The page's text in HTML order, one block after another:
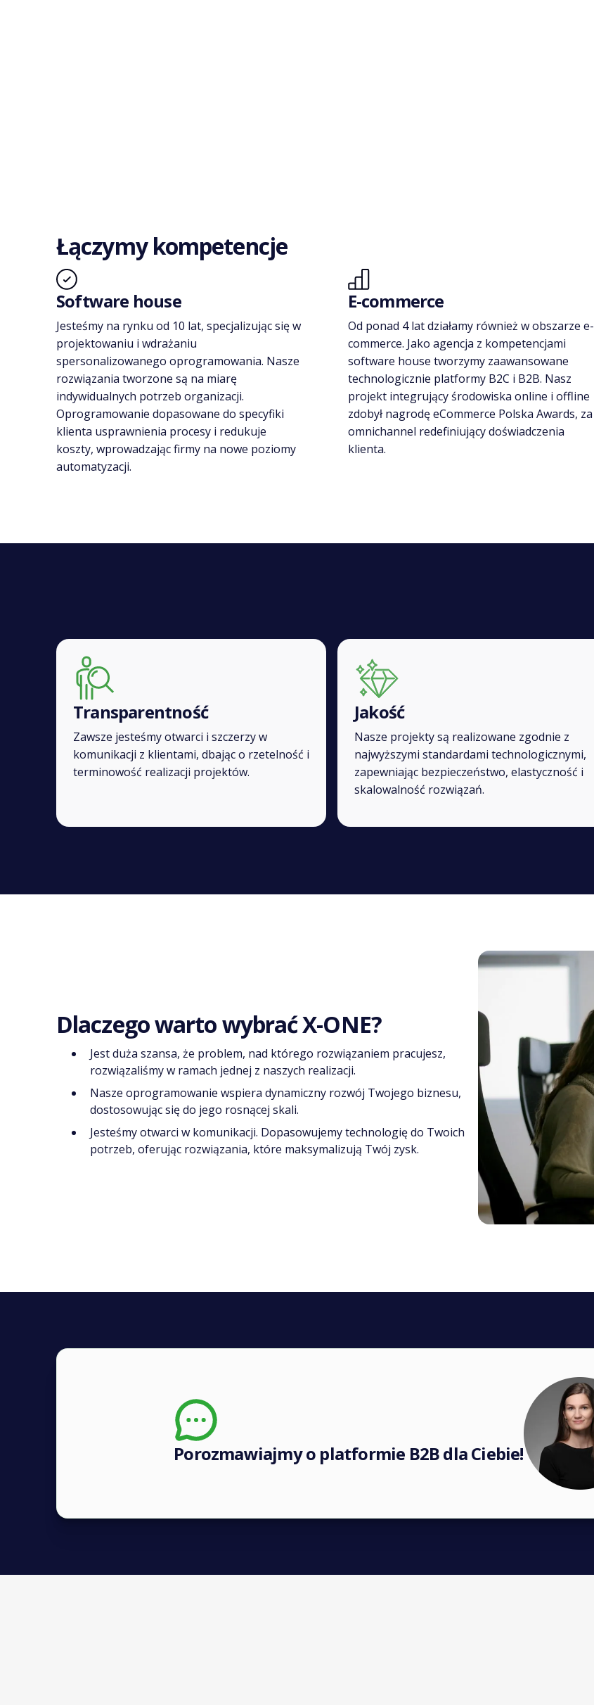
Łączymy kompetencje
Software house
Jesteśmy na rynku od 10 lat, specjalizując się w
projektowaniu i wdrażaniu
spersonalizowanego oprogramowania. Nasze
rozwiązania tworzone są na miarę
indywidualnych potrzeb organizacji.
Oprogramowanie dopasowane do specyfiki
klienta usprawnienia procesy i redukuje
koszty, wprowadzając firmy na nowe poziomy
automatyzacji.
E-commerce
Od ponad 4lat działamy również w obszarze e-
commerce. Jako agencja z kompetencjami
software house tworzymy zaawansowane
technologicznie platformy B2C i B2B. Nasz
projekt integrujący środowiska online i offline
zdobył nagrodę eCommerce Polska Awards, za
omnichannel redefiniujący doświadczenia
klienta.
Transparentność
Zawsze jesteśmy otwarci i szczerzy w
komunikacji z klientami, dbając o rzetelność i
terminowość realizacji projektów.
Jakość
Nasze projekty są realizowane zgodnie z
najwyższymi standardami technologicznymi,
zapewniając bezpieczeństwo, elastyczność i
skalowalność rozwiązań.
Dlaczego warto wybrać X-ONE?
Jest duża szansa, że problem, nad którego rozwiązaniem pracujesz,
rozwiązaliśmy w ramach jednej z naszych realizacji.
Nasze oprogramowanie wspiera dynamiczny rozwój Twojego biznesu,
dostosowując się do jego rosnącej skali.
Jesteśmy otwarci w komunikacji. Dopasowujemy technologię do Twoich
potrzeb, oferując rozwiązania, które maksymalizują Twój zysk.
Porozmawiajmy o platformie B2B dla Ciebie!